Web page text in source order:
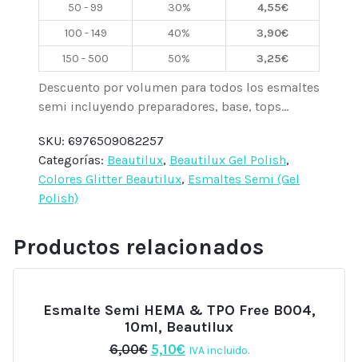
Beautilux
cantidad
50 - 99
30% 4,55€
100 - 149
40% 3,90€
150 - 500
50% 3,25€
Descuento por volumen para todos los esmaltes
semi incluyendo preparadores, base, tops...
SKU: 6976509082257
Categorías: Beautilux, Beautilux Gel Polish,
Colores Glitter Beautilux, Esmaltes Semi (Gel
Polish)
Productos relacionados
Esmalte Semi HEMA & TPO Free B004,
10ml, Beautilux
6,00€ El
5,10€ElIVA incluido.